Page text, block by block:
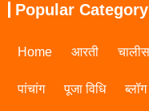
Popular Category
Home आरती
पांचांग पूजा विधि ब्लॉग